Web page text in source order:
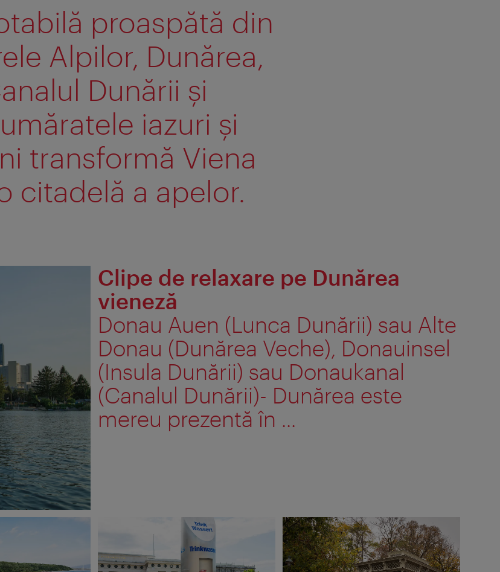
proaspătă din
Alpilor, Dunărea,
Dunării şi
iazuri şi
transformă Viena
citadelă a apelor.
Clipe de relaxare pe Dunărea
vieneză
Donau Auen (Lunca Dunării) sau Alte
Donau (Dunărea Veche), Donauinsel
(Insula Dunării) sau Donaukanal
(Canalul Dunării)- Dunărea este
mereu prezentă în ...